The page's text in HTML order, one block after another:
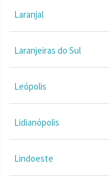
Laranjal
Laranjeiras do Sul
Leópolis
Lidianópolis
Lindoeste